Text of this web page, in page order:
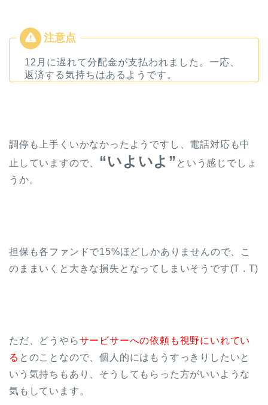
12月に遅れて分配金が支払われました。一応、
返済する気持ちはあるようです。
調停も上手くいかなかったようですし、電話対応も中
止していますので、 “いよいよ” という感じでしょ
うか。
担保も各ファンドで15%ほどしかありませんので、こ
のままいくと大きな損失となってしまいそうです(T . T)
ただ、どうやらサービサーへの依頼も視野にいれてい
る とのことなので、個人的にはもうすっきりしたいと
いう気持ちもあり、そうしてもらった方がいいような
気もしています。